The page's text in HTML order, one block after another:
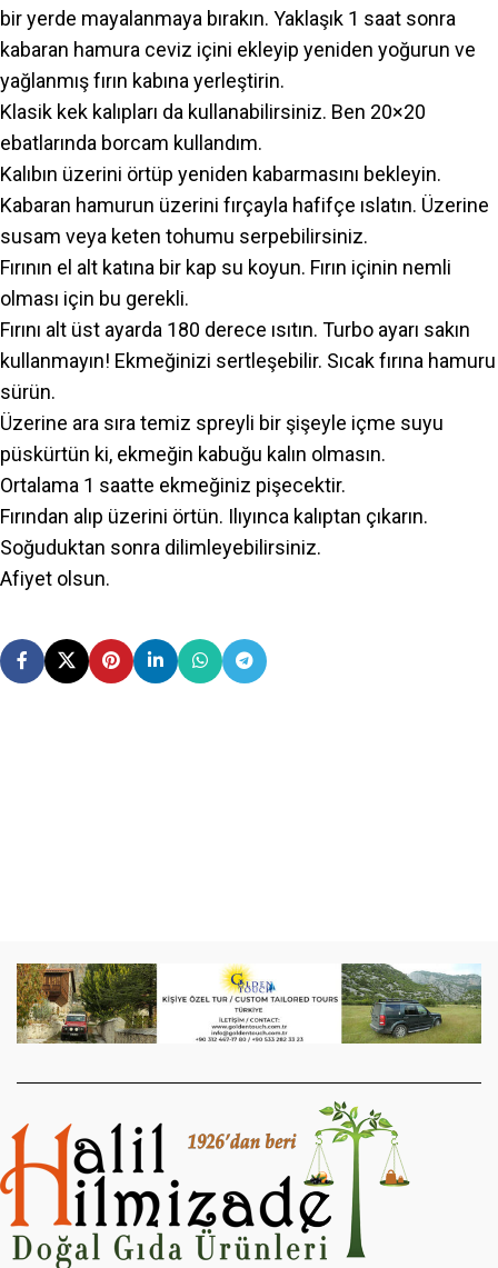
bir yerde mayalanmaya bırakın. Yaklaşık 1 saat sonra
kabaran hamura ceviz içini ekleyip yeniden yoğurun ve
yağlanmış fırın kabına yerleştirin.
Klasik kek kalıpları da kullanabilirsiniz. Ben 20×20
ebatlarında borcam kullandım.
Kalıbın üzerini örtüp yeniden kabarmasını bekleyin.
Kabaran hamurun üzerini fırçayla hafifçe ıslatın. Üzerine
susam veya keten tohumu serpebilirsiniz.
Fırının el alt katına bir kap su koyun. Fırın içinin nemli
olması için bu gerekli.
Fırını alt üst ayarda 180 derece ısıtın. Turbo ayarı sakın
kullanmayın! Ekmeğinizi sertleşebilir. Sıcak fırına hamuru
sürün.
Üzerine ara sıra temiz spreyli bir şişeyle içme suyu
püskürtün ki, ekmeğin kabuğu kalın olmasın.
Ortalama 1 saatte ekmeğiniz pişecektir.
Fırından alıp üzerini örtün. Ilıyınca kalıptan çıkarın.
Soğuduktan sonra dilimleyebilirsiniz.
Afiyet olsun.